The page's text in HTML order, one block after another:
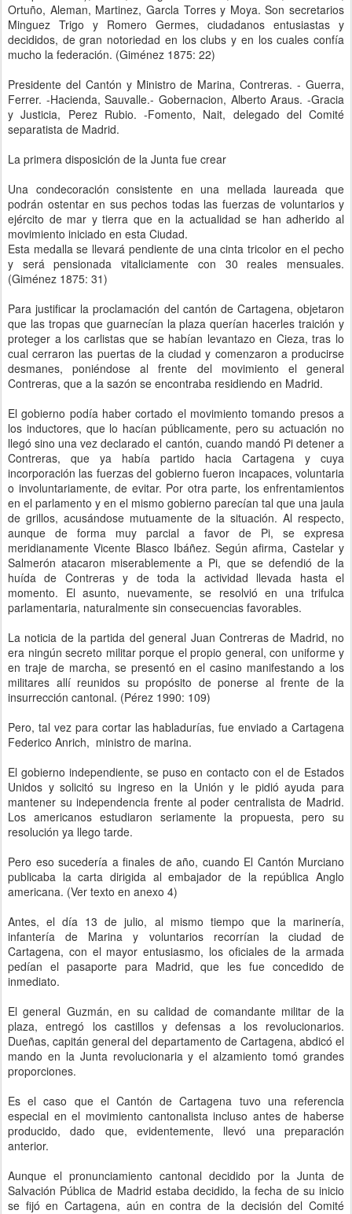
Ortuño, Aleman, Martinez, Garcla Torres y Moya. Son secretarios
Minguez Trigo y Romero Germes, ciudadanos entusiastas y
decididos, de gran notoriedad en los clubs y en los cuales confía
mucho la federación. (Giménez 1875: 22)
Presidente del Cantón y Ministro de Marina, Contreras. - Guerra,
Ferrer. -Hacienda, Sauvalle.- Gobernacion, Alberto Araus. -Gracia
y Justicia, Perez Rubio. -Fomento, Nait, delegado del Comité
separatista de Madrid.
La primera disposición de la Junta fue crear
Una condecoración consistente en una mellada laureada que
podrán ostentar en sus pechos todas las fuerzas de voluntarios y
ejército de mar y tierra que en la actualidad se han adherido al
movimiento iniciado en esta Ciudad.
Esta medalla se llevará pendiente de una cinta tricolor en el pecho
y será pensionada vitaliciamente con 30 reales mensuales.
(Giménez 1875: 31)
Para justificar la proclamación del cantón de Cartagena, objetaron
que las tropas que guarnecían la plaza querían hacerles traición y
proteger a los carlistas que se habían levantazo en Cieza, tras lo
cual cerraron las puertas de la ciudad y comenzaron a producirse
desmanes, poniéndose al frente del movimiento el general
Contreras, que a la sazón se encontraba residiendo en Madrid.
El gobierno podía haber cortado el movimiento tomando presos a
los inductores, que lo hacían públicamente, pero su actuación no
llegó sino una vez declarado el cantón, cuando mandó Pi detener a
Contreras, que ya había partido hacia Cartagena y cuya
incorporación las fuerzas del gobierno fueron incapaces, voluntaria
o involuntariamente, de evitar. Por otra parte, los enfrentamientos
en el parlamento y en el mismo gobierno parecían tal que una jaula
de grillos, acusándose mutuamente de la situación. Al respecto,
aunque de forma muy parcial a favor de Pi, se expresa
meridianamente Vicente Blasco Ibáñez. Según afirma, Castelar y
Salmerón atacaron miserablemente a Pi, que se defendió de la
huída de Contreras y de toda la actividad llevada hasta el
momento. El asunto, nuevamente, se resolvió en una trifulca
parlamentaria, naturalmente sin consecuencias favorables.
La noticia de la partida del general Juan Contreras de Madrid, no
era ningún secreto militar porque el propio general, con uniforme y
en traje de marcha, se presentó en el casino manifestando a los
militares allí reunidos su propósito de ponerse al frente de la
insurrección cantonal. (Pérez 1990: 109)
Pero, tal vez para cortar las habladurías, fue enviado a Cartagena
Federico Anrich, ministro de marina.
El gobierno independiente, se puso en contacto con el de Estados
Unidos y solicitó su ingreso en la Unión y le pidió ayuda para
mantener su independencia frente al poder centralista de Madrid.
Los americanos estudiaron seriamente la propuesta, pero su
resolución ya llego tarde.
Pero eso sucedería a finales de año, cuando El Cantón Murciano
publicaba la carta dirigida al embajador de la república Anglo
americana. (Ver texto en anexo 4)
Antes, el día 13 de julio, al mismo tiempo que la marinería,
infantería de Marina y voluntarios recorrían la ciudad de
Cartagena, con el mayor entusiasmo, los oficiales de la armada
pedían el pasaporte para Madrid, que les fue concedido de
inmediato.
El general Guzmán, en su calidad de comandante militar de la
plaza, entregó los castillos y defensas a los revolucionarios.
Dueñas, capitán general del departamento de Cartagena, abdicó el
mando en la Junta revolucionaria y el alzamiento tomó grandes
proporciones.
Es el caso que el Cantón de Cartagena tuvo una referencia
especial en el movimiento cantonalista incluso antes de haberse
producido, dado que, evidentemente, llevó una preparación
anterior.
Aunque el pronunciamiento cantonal decidido por la Junta de
Salvación Pública de Madrid estaba decidido, la fecha de su inicio
se fijó en Cartagena, aún en contra de la decisión del Comité